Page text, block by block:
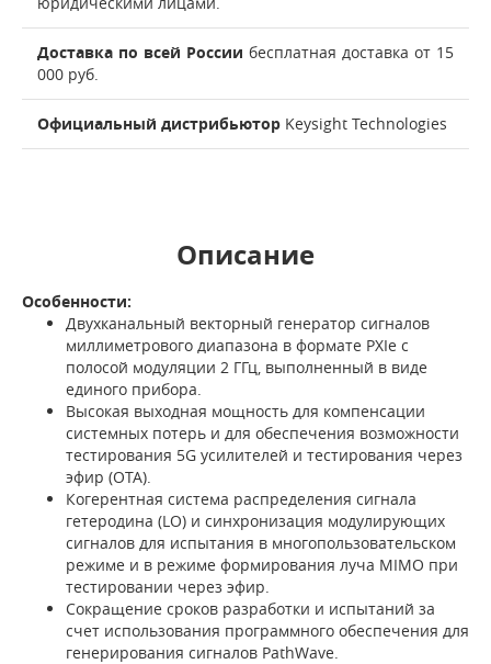
Доставка по всей России бесплатная доставка от 15
000 руб.
Официальный дистрибьютор Keysight Technologies
Описание
Особенности:
Двухканальный векторный генератор сигналов
миллиметрового диапазона в формате PXIe с
полосой модуляции 2 ГГц, выполненный в виде
единого прибора.
Высокая выходная мощность для компенсации
системных потерь и для обеспечения возможности
тестирования 5G усилителей и тестирования через
эфир (OTA).
Когерентная система распределения сигнала
гетеродина (LO) и синхронизация модулирующих
сигналов для испытания в многопользовательском
режиме и в режиме формирования луча MIMO при
тестировании через эфир.
Сокращение сроков разработки и испытаний за
счет использования программного обеспечения для
генерирования сигналов PathWave.